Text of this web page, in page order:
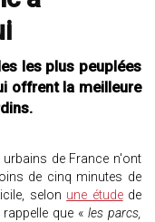
les plus peuplées
offrent la meilleure
de France n'ont
de cinq minutes de
selon une étudede
que «les parcs,